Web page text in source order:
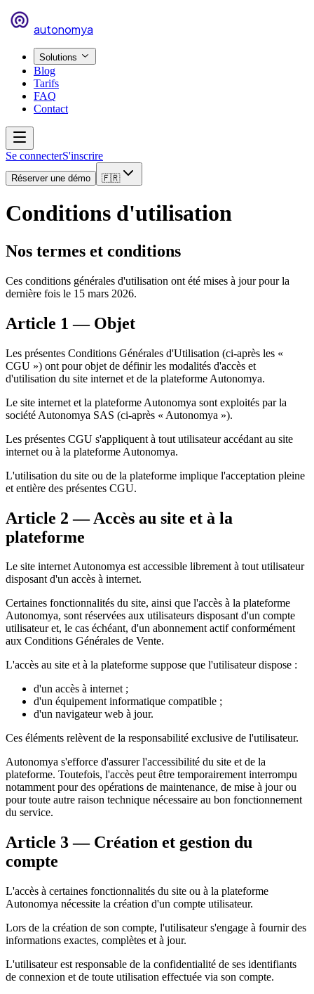
autonomya
Solutions
Blog
Tarifs
FAQ
Contact
Se connecterS'inscrire
Réserver une démo 🇫🇷
Conditions d'utilisation
Nos termes et conditions
Ces conditions générales d'utilisation ont été mises à jour pour la
dernière fois le 15 mars 2026.
Article 1 — Objet
Les présentes Conditions Générales d'Utilisation (ci-après les «
CGU ») ont pour objet de définir les modalités d'accès et
d'utilisation du site internet et de la plateforme Autonomya.
Le site internet et la plateforme Autonomya sont exploités par la
société Autonomya SAS (ci-après « Autonomya »).
Les présentes CGU s'appliquent à tout utilisateur accédant au site
internet ou à la plateforme Autonomya.
L'utilisation du site ou de la plateforme implique l'acceptation pleine
et entière des présentes CGU.
Article 2 — Accès au site et à la
plateforme
Le site internet Autonomya est accessible librement à tout utilisateur
disposant d'un accès à internet.
Certaines fonctionnalités du site, ainsi que l'accès à la plateforme
Autonomya, sont réservées aux utilisateurs disposant d'un compte
utilisateur et, le cas échéant, d'un abonnement actif conformément
aux Conditions Générales de Vente.
L'accès au site et à la plateforme suppose que l'utilisateur dispose :
d'un accès à internet ;
d'un équipement informatique compatible ;
d'un navigateur web à jour.
Ces éléments relèvent de la responsabilité exclusive de l'utilisateur.
Autonomya s'efforce d'assurer l'accessibilité du site et de la
plateforme. Toutefois, l'accès peut être temporairement interrompu
notamment pour des opérations de maintenance, de mise à jour ou
pour toute autre raison technique nécessaire au bon fonctionnement
du service.
Article 3 — Création et gestion du
compte
L'accès à certaines fonctionnalités du site ou à la plateforme
Autonomya nécessite la création d'un compte utilisateur.
Lors de la création de son compte, l'utilisateur s'engage à fournir des
informations exactes, complètes et à jour.
L'utilisateur est responsable de la confidentialité de ses identifiants
de connexion et de toute utilisation effectuée via son compte.